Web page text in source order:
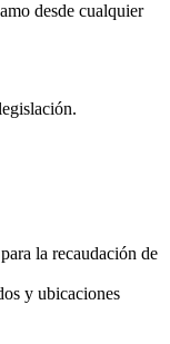
desde cualquier
la recaudación de
y ubicaciones